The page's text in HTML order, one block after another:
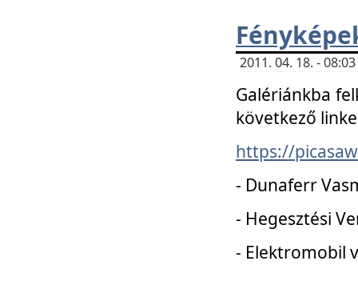
2011. 04. 18. -
Galériánkba
következő
https://
- Dunaferr
- Hegesztési
- Elektromobil